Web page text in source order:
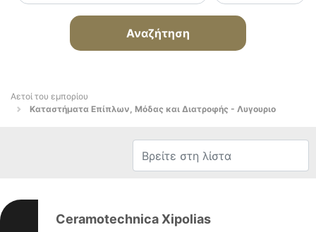
Αναζήτηση
Αετοί του εμπορίου
Καταστήματα Επίπλων, Μόδας και Διατροφής - Λυγουριο
Ceramotechnica Xipolias